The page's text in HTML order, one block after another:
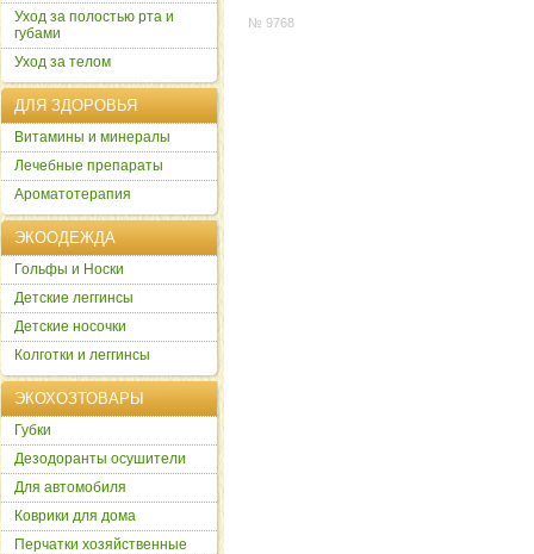
№ 9768
Уход за полостью рта и
губами
Уход за телом
ДЛЯ ЗДОРОВЬЯ
Витамины и минералы
Лечебные препараты
Ароматотерапия
ЭКООДЕЖДА
Гольфы и Носки
Детские леггинсы
Детские носочки
Колготки и леггинсы
ЭКОХОЗТОВАРЫ
Губки
Дезодоранты осушители
Для автомобиля
Коврики для дома
Перчатки хозяйственные